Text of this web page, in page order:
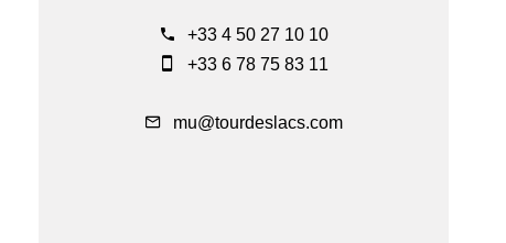
+33 4 50 27 10 10
+33 6 78 75 83 11
mu@tourdeslacs.com